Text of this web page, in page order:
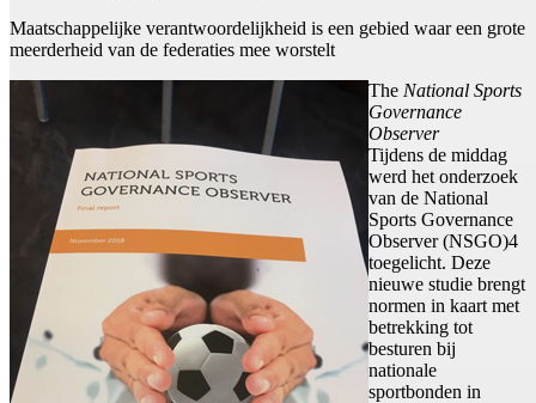
Maatschappelijke verantwoordelijkheid is een gebied waar een grote
meerderheid van de federaties mee worstelt
The National Sports
Governance
Observer
Tijdens de middag
werd het onderzoek
van de National
Sports Governance
Observer (NSGO)4
toegelicht. Deze
nieuwe studie brengt
normen in kaart met
betrekking tot
besturen bij
nationale
sportbonden in